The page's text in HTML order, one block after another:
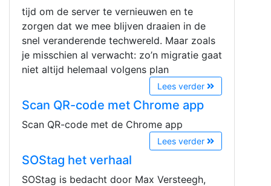
tijd om de server te vernieuwen en te
zorgen dat we mee blijven draaien in de
snel veranderende techwereld. Maar zoals
je misschien al verwacht: zo’n migratie gaat
niet altijd helemaal volgens plan
Lees verder
Scan QR-code met Chrome app
Scan QR-code met de Chrome app
Lees verder
SOStag het verhaal
SOStag is bedacht door Max Versteegh,